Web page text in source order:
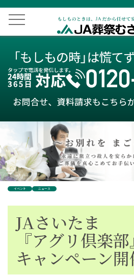
イベント ニュース
JAさいたま
『アグリ倶楽
キャンペーン開